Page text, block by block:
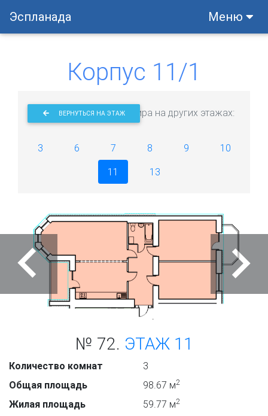
Эспланада Меню
Корпус 11/1
ВЕРНУТЬСЯ НА ЭТАЖЭта квартира на других этажах:
3 6 7 8 9
10
11
13
Previous Next
№ 72. ЭТАЖ 11
Количество комнат
3
Общая площадь
98.67 м2
Жилая площадь 59.77 м2